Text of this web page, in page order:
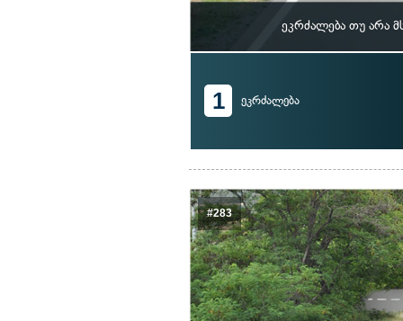
ეკრძალება თუ არა
1 ეკრძალება
#283